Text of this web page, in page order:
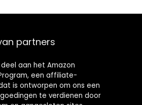
partners
aan het Amazon
een affiliate-
is ontworpen om ons een
te verdienen door